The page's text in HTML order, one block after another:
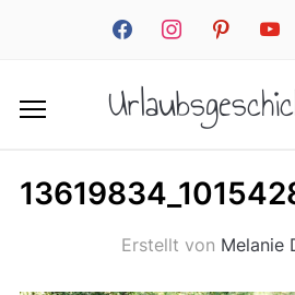
facebookinstagrampinterest
Erstellt von Melanie